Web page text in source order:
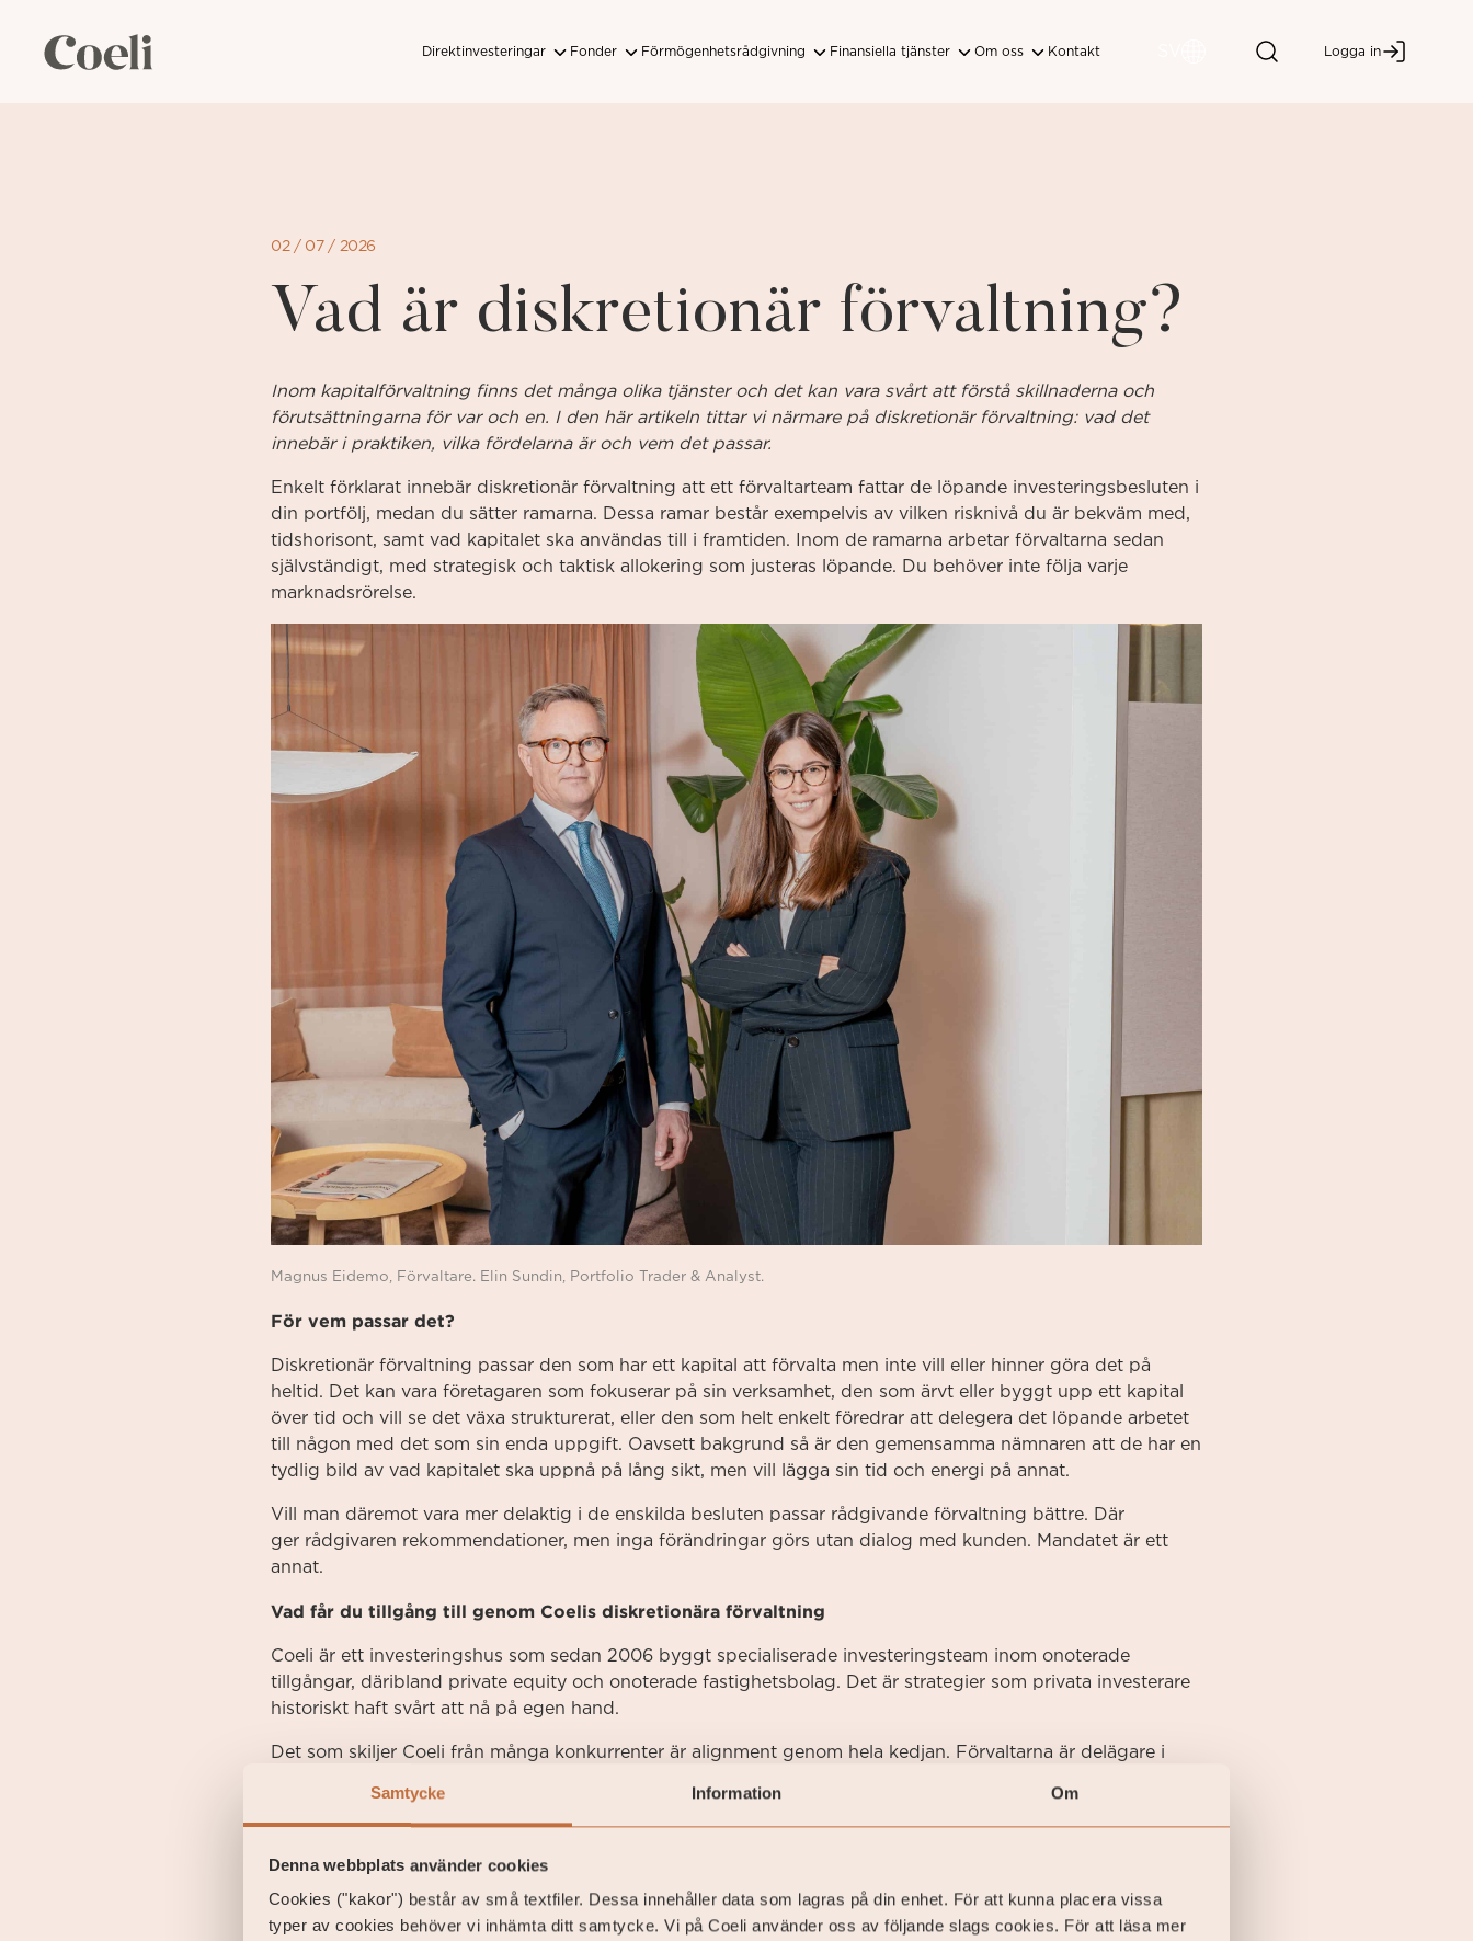
Samtycke Information Om
Denna webbplats använder cookies
Cookies ("kakor") består av små textfiler. Dessa innehåller data som lagras på din enhet. För att kunna placera vissa
typer av cookies behöver vi inhämta ditt samtycke. Vi på Coeli använder oss av följande slags cookies. För att läsa mer
Direktinvesteringar Fonder Förmögenhetsrådgivning Finansiella tjänster Om oss Kontakt Logga in
02 / 07 / 2026
Vad är diskretionär förvaltning?
Inom kapitalförvaltning finns det många olika tjänster och det kan vara svårt att förstå skillnaderna och
förutsättningarna för var och en. I den här artikeln tittar vi närmare på diskretionär förvaltning: vad det
innebär i praktiken, vilka fördelarna är och vem det passar.
Enkelt förklarat innebär diskretionär förvaltning att ett förvaltarteam fattar de löpande investeringsbesluten i
din portfölj, medan du sätter ramarna. Dessa ramar består exempelvis av vilken risknivå du är bekväm med,
tidshorisont, samt vad kapitalet ska användas till i framtiden. Inom de ramarna arbetar förvaltarna sedan
självständigt, med strategisk och taktisk allokering som justeras löpande. Du behöver inte följa varje
marknadsrörelse.
Magnus Eidemo, Förvaltare. Elin Sundin, Portfolio Trader & Analyst.
För vem passar det?
Diskretionär förvaltning passar den som har ett kapital att förvalta men inte vill eller hinner göra det på
heltid. Det kan vara företagaren som fokuserar på sin verksamhet, den som ärvt eller byggt upp ett kapital
över tid och vill se det växa strukturerat, eller den som helt enkelt föredrar att delegera det löpande arbetet
till någon med det som sin enda uppgift. Oavsett bakgrund så är den gemensamma nämnaren att de har en
tydlig bild av vad kapitalet ska uppnå på lång sikt, men vill lägga sin tid och energi på annat.
Vill man däremot vara mer delaktig i de enskilda besluten passar rådgivande förvaltning bättre. Där
ger rådgivaren rekommendationer, men inga förändringar görs utan dialog med kunden. Mandatet är ett
annat.
Vad får du tillgång till genom Coelis diskretionära förvaltning
Coeli är ett investeringshus som sedan 2006 byggt specialiserade investeringsteam inom onoterade
tillgångar, däribland private equity och onoterade fastighetsbolag. Det är strategier som privata investerare
historiskt haft svårt att nå på egen hand.
Det som skiljer Coeli från många konkurrenter är alignment genom hela kedjan. Förvaltarna är delägare i
direktkontakt mellan kund och förvaltarteam, och en transparens som följer naturligt av att alla sitter i
samma båt.
Skillnaden mot att sköta det själv
Att förvalta ett större kapital på egen hand är fullt möjligt. Men det kräver kontinuerlig bevakning, tillgång